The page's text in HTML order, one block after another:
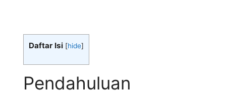
Daftar Isi [hide]
Pendahuluan